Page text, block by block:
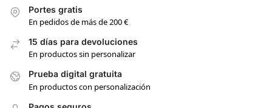
Portes gratis
En pedidos de más de 200 €
15 días para devoluciones
En productos sin personalizar
Prueba digital gratuita
En productos con personalización